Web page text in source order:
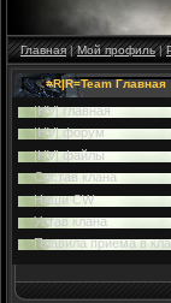
Главная|Мой профиль|
=R|R=Team Главная
|HV| главная
|HV| форум
|HV| файлы
Cостав клана
Наши CW
Устав клана
Правила приема в